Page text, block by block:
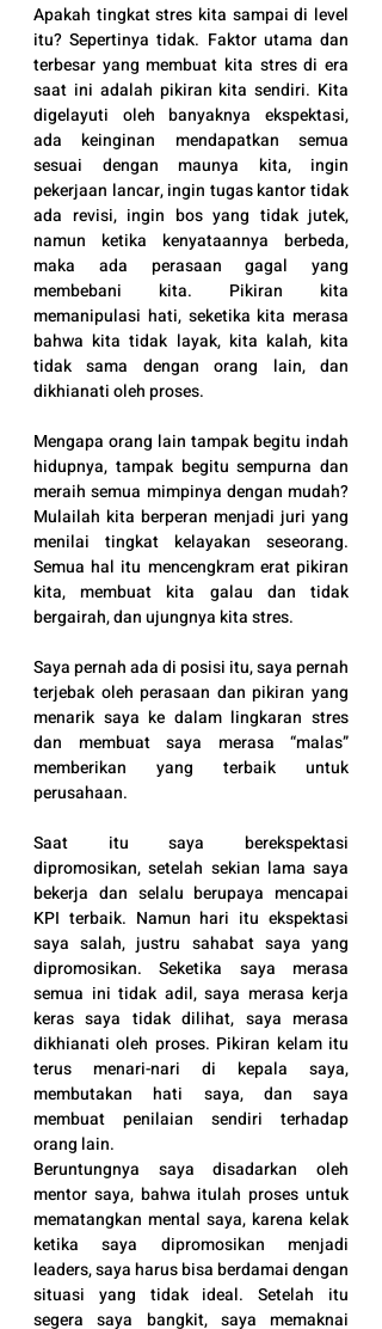
Apakah tingkat stres kita sampai di level
itu? Sepertinya tidak. Faktor utama dan
terbesar yang membuat kita stres di era
saat ini adalah pikiran kita sendiri. Kita
digelayuti oleh banyaknya ekspektasi,
ada keinginan mendapatkan semua
sesuai dengan maunya kita, ingin
pekerjaan lancar, ingin tugas kantor tidak
ada revisi, ingin bos yang tidak jutek,
namun ketika kenyataannya berbeda,
maka ada perasaan gagal yang
membebani kita. Pikiran kita
memanipulasi hati, seketika kita merasa
bahwa kita tidak layak, kita kalah, kita
tidak sama dengan orang lain, dan
dikhianati oleh proses.
Mengapa orang lain tampak begitu indah
hidupnya, tampak begitu sempurna dan
meraih semua mimpinya dengan mudah?
Mulailah kita berperan menjadi juri yang
menilai tingkat kelayakan seseorang.
Semua hal itu mencengkram erat pikiran
kita, membuat kita galau dan tidak
bergairah, dan ujungnya kita stres.
Saya pernah ada di posisi itu, saya pernah
terjebak oleh perasaan dan pikiran yang
menarik saya ke dalam lingkaran stres
dan membuat saya merasa “malas”
memberikan yang terbaik untuk
perusahaan.
Saat itu saya berekspektasi
dipromosikan, setelah sekian lama saya
bekerja dan selalu berupaya mencapai
KPI terbaik. Namun hari itu ekspektasi
saya salah, justru sahabat saya yang
dipromosikan. Seketika saya merasa
semua ini tidak adil, saya merasa kerja
keras saya tidak dilihat, saya merasa
dikhianati oleh proses. Pikiran kelam itu
terus menari-nari di kepala saya,
membutakan hati saya, dan saya
membuat penilaian sendiri terhadap
orang lain.
Beruntungnya saya disadarkan oleh
mentor saya, bahwa itulah proses untuk
mematangkan mental saya, karena kelak
ketika saya dipromosikan menjadi
leaders, saya harus bisa berdamai dengan
situasi yang tidak ideal. Setelah itu
segera saya bangkit, saya memaknai